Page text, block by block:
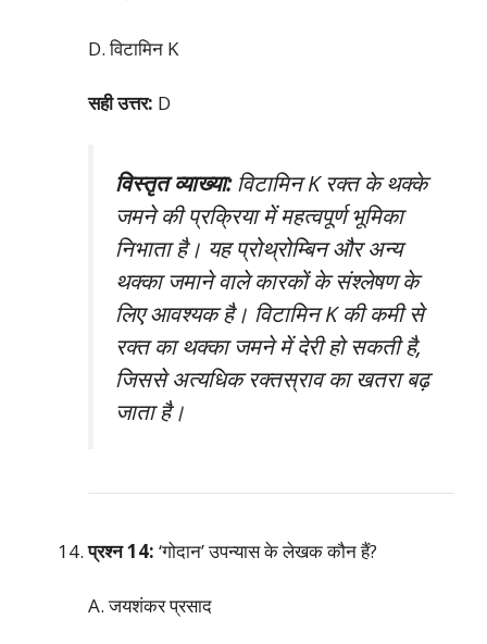
D. विटामिन K
सही उत्तर: D
विस्तृत व्याख्या:विटामिन K रक्त के थक्के
जमने की प्रक्रिया में महत्वपूर्ण भूमिका
निभाता है। यह प्रोथ्रोम्बिन और अन्य
थक्का जमाने वाले कारकों के संश्लेषण के
लिए आवश्यक है। विटामिन K की कमी से
रक्त का थक्का जमने में देरी हो सकती है,
जिससे अत्यधिक रक्तस्राव का खतरा बढ़
जाता है।
प्रश्न 14: ‘गोदान’ उपन्यास के लेखक कौन हैं?
A. जयशंकर प्रसाद